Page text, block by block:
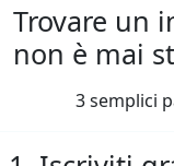
Trovare un
non è mai
3 semplici